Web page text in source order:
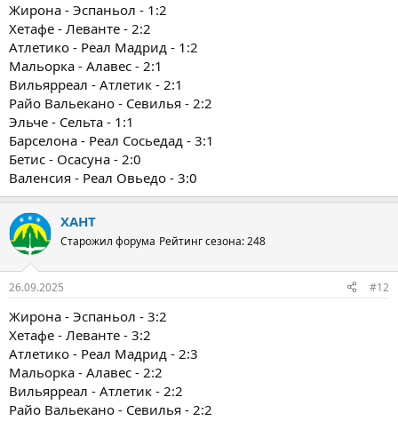
Жирона - Эспаньол - 1:2
Хетафе - Леванте - 2:2
Атлетико - Реал Мадрид - 1:2
Мальорка - Алавес - 2:1
Вильярреал - Атлетик - 2:1
Райо Вальекано - Севилья - 2:2
Эльче - Сельта - 1:1
Барселона - Реал Сосьедад - 3:1
Бетис - Осасуна - 2:0
Валенсия - Реал Овьедо - 3:0
ХАНТ
Старожил форума Рейтинг сезона: 248
26.09.2025 #12
Жирона - Эспаньол - 3:2
Хетафе - Леванте - 3:2
Атлетико - Реал Мадрид - 2:3
Мальорка - Алавес - 2:2
Вильярреал - Атлетик - 2:2
Райо Вальекано - Севилья - 2:2